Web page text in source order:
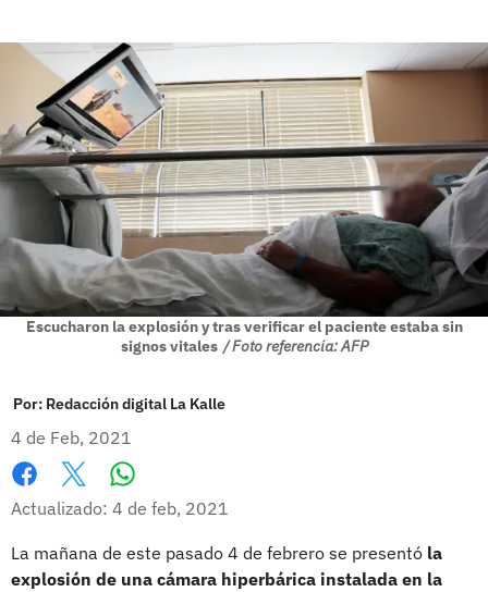
Escucharon la explosión y tras verificar el paciente estaba sin
signos vitales / Foto referencia: AFP
Por: Redacción digital La Kalle
4 de Feb, 2021
Facebook
X
Actualizado: 4 de feb, 2021
La mañana de este pasado 4 de febrero se presentó la
explosión de una cámara hiperbárica instalada en la